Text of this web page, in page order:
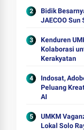
Bidik
JAECOO Sun
Kenduren
Kolaborasi
Kerakyatan
Indosat,
Peluang
AI
UMKM
Lokal Solo